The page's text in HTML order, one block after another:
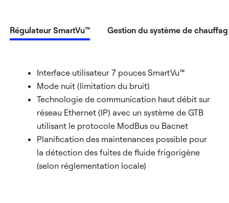
Régulateur SmartVu™ Gestion du système de
Interface utilisateur 7 pouces SmartVu™
Mode nuit (limitation du bruit)
Technologie de communication haut débit sur
réseau Ethernet (IP) avec un système de GTB
utilisant le protocole ModBus ou Bacnet
Planification des maintenances possible pour
la détection des fuites de fluide frigorigène
(selon réglementation locale)